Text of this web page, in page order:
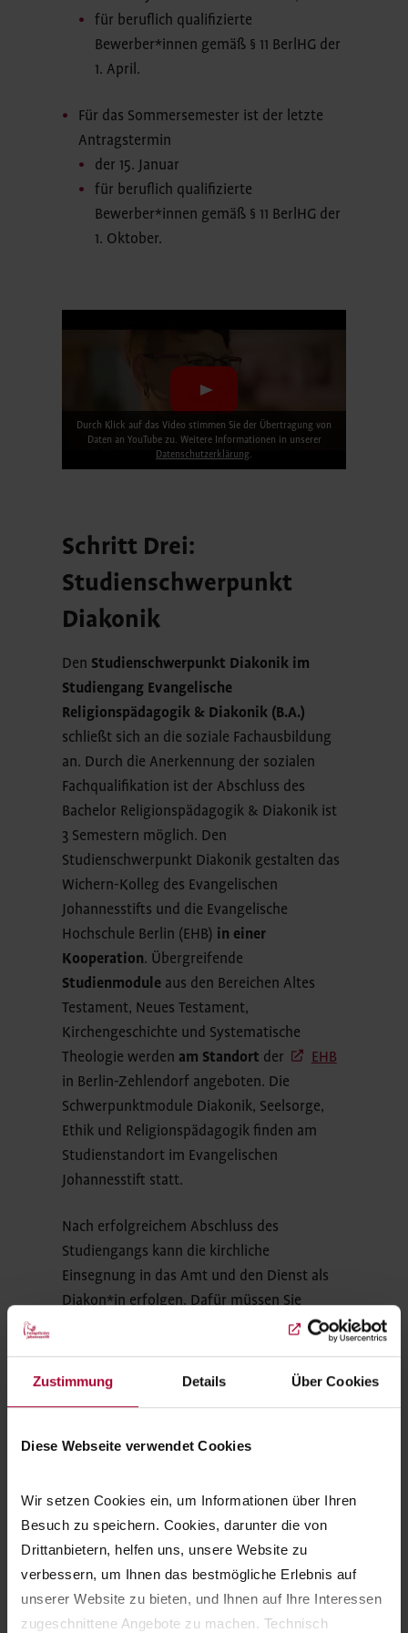
Zustimmung Details Über Cookies
Diese Webseite verwendet Cookies
Wir setzen Cookies ein, um Informationen über Ihren
Besuch zu speichern. Cookies, darunter die von
Drittanbietern, helfen uns, unsere Website zu
verbessern, um Ihnen das bestmögliche Erlebnis auf
unserer Website zu bieten, und Ihnen auf Ihre Interessen
zugeschnittene Angebote zu machen. Technisch
für beruflich qualifizierte
Bewerber*innen gemäß § 11 BerlHG der
1. April.
Für das Sommersemester ist der letzte
Antragstermin
der 15. Januar
für beruflich qualifizierte
Bewerber*innen gemäß § 11 BerlHG der
1. Oktober.
Durch Klick auf das Video stimmen Sie der Übertragung von
Daten an YouTube zu. Weitere Informationen in unserer
Datenschutzerklärung.
Schritt Drei:
Studienschwerpunkt
Diakonik
Den Studienschwerpunkt Diakonik im
Studiengang Evangelische
Religionspädagogik & Diakonik (B.A.)
schließt sich an die soziale Fachausbildung
an. Durch die Anerkennung der sozialen
Fachqualifikation ist der Abschluss des
Bachelor Religionspädagogik & Diakonik ist
3 Semestern möglich. Den
Studienschwerpunkt Diakonik gestalten das
Wichern-Kolleg des Evangelischen
Johannesstifts und die Evangelische
Hochschule Berlin (EHB) in einer
Kooperation. Übergreifende
Studienmodule aus den Bereichen Altes
Testament, Neues Testament,
Kirchengeschichte und Systematische
Theologie werden am Standort der
EHB
in Berlin-Zehlendorf angeboten. Die
Schwerpunktmodule Diakonik, Seelsorge,
Ethik und Religionspädagogik finden am
Studienstandort im Evangelischen
Johannesstift statt.
Nach erfolgreichem Abschluss des
Studiengangs kann die kirchliche
Einsegnung in das Amt und den Dienst als
Diakon*in erfolgen. Dafür müssen Sie
Mitglied in einer evangelischen Kirche sein
Ausbildung mindestens drei Semester lang
Wenn Sie die Voraussetzungen erfüllen,
können Sie sich an der Evangelischen
Hochschule Berlin für den
Studiengang
Evangelische Religionspädagogik & Diakonik
bewerben